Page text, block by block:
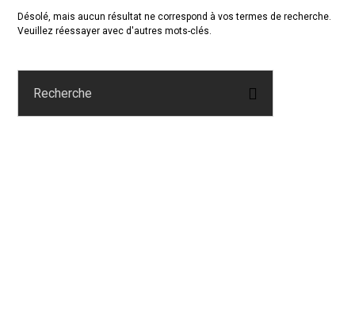
Désolé, mais aucun résultat ne correspond à vos termes de recherche.
Veuillez réessayer avec d'autres mots-clés.